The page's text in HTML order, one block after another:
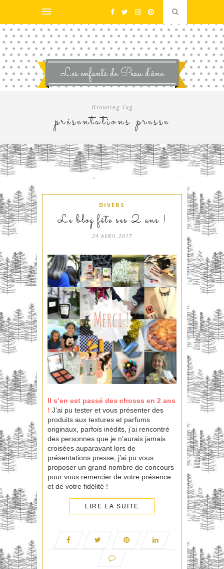
Browsing Tag
présentations presse
DIVERS
Le blog fête ses 2 ans !
24 AVRIL 2017
Il s’en est passé des choses en 2 ans
! J’ai pu tester et vous présenter des
produits aux textures et parfums
originaux, parfois inédits, j’ai rencontré
des personnes que je n’aurais jamais
croisées auparavant lors de
présentations presse, j’ai pu vous
proposer un grand nombre de concours
pour vous remercier de votre présence
et de votre fidélité !
LIRE LA SUITE